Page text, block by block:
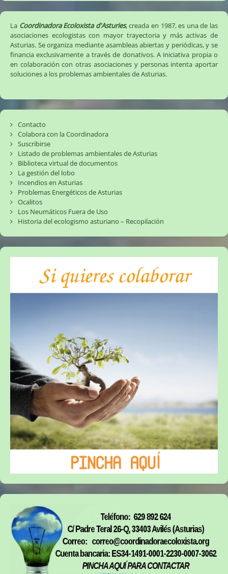
La Coordinadora Ecoloxista d'Asturies, creada en 1987, es una de las
asociaciones ecologistas con mayor trayectoria y más activas de
Asturias. Se organiza mediante asambleas abiertas y periódicas, y se
financia exclusivamente a través de donativos. A iniciativa propia o
en colaboración con otras asociaciones y personas intenta aportar
soluciones a los problemas ambientales de Asturias.
Contacto
Colabora con la Coordinadora
Suscribirse
Listado de problemas ambientales de Asturias
Biblioteca virtual de documentos
La gestión del lobo
Incendios en Asturias
Problemas Energéticos de Asturias
Ocalitos
Los Neumáticos Fuera de Uso
Historia del ecologismo asturiano – Recopilación